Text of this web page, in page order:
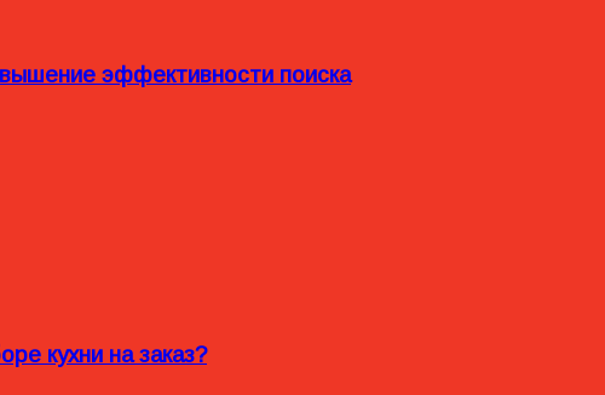
эффективности поиска
кухни на заказ?